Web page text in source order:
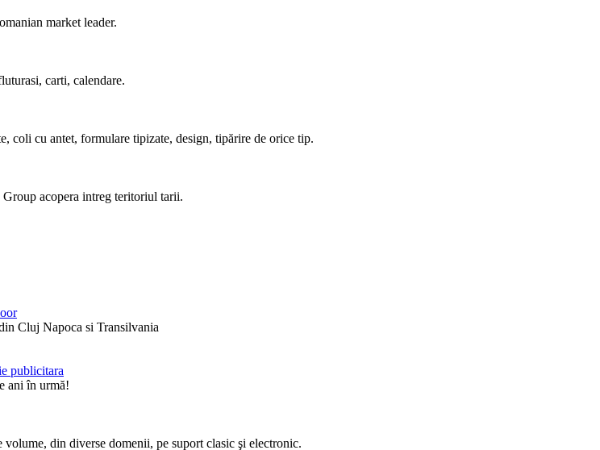
market leader.
carti, calendare.
coli cu antet, formulare tipizate, design, tipărire de orice tip.
acopera intreg teritoriul tarii.
Cluj Napoca si Transilvania
publicitara
ani în urmă!
din diverse domenii, pe suport clasic şi electronic.